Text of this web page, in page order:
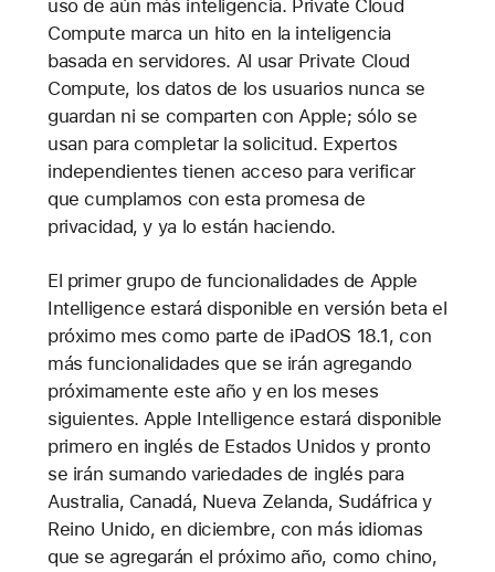
uso de aún más inteligencia. Private Cloud
Compute marca un hito en la inteligencia
basada en servidores. Al usar Private Cloud
Compute, los datos de los usuarios nunca se
guardan ni se comparten con Apple; sólo se
usan para completar la solicitud. Expertos
independientes tienen acceso para verificar
que cumplamos con esta promesa de
privacidad, y ya lo están haciendo.
El primer grupo de funcionalidades de Apple
Intelligence estará disponible en versión beta el
próximo mes como parte de iPadOS 18.1, con
más funcionalidades que se irán agregando
próximamente este año y en los meses
siguientes. Apple Intelligence estará disponible
primero en inglés de Estados Unidos y pronto
se irán sumando variedades de inglés para
Australia, Canadá, Nueva Zelanda, Sudáfrica y
Reino Unido, en diciembre, con más idiomas
que se agregarán el próximo año, como chino,